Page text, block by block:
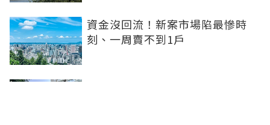
資金沒回流！新案市場陷最慘時
刻、一周賣不到1戶